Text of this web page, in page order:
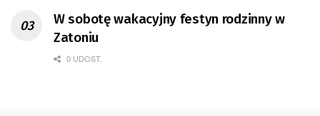
W sobotę wakacyjny festyn rodzinny w
Zatoniu
0 UDOST.